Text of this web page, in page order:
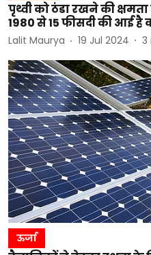
पृथ्वी को ठंडा रखने की क्षमता
1980 से 15 फीसदी की आई है
Lalit Maurya 19 Jul 2024 3
ऊर्जा